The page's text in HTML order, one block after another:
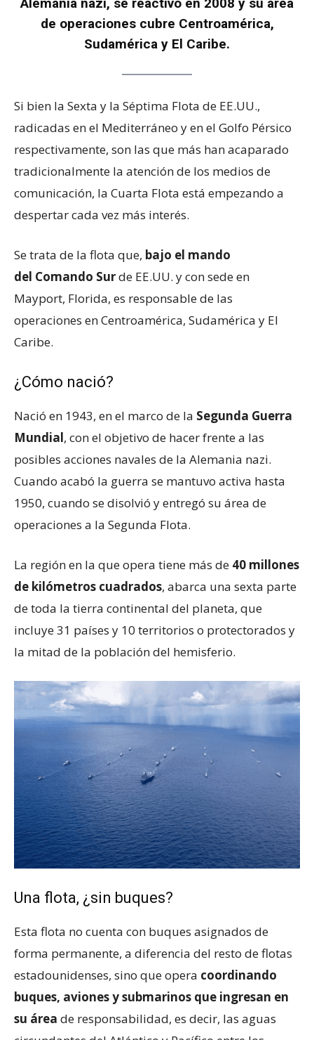
Alemania nazi, se reactivó en 2008 y su área
de operaciones cubre Centroamérica,
Sudamérica y El Caribe.
Si bien la Sexta y la Séptima Flota de EE.UU.,
radicadas en el Mediterráneo y en el Golfo Pérsico
respectivamente, son las que más han acaparado
tradicionalmente la atención de los medios de
comunicación, la Cuarta Flota está empezando a
despertar cada vez más interés.
Se trata de la flota que, bajo el mando
del Comando Surde EE.UU. y con sede en
Mayport, Florida, es responsable de las
operaciones en Centroamérica, Sudamérica y El
Caribe.
¿Cómo nació?
Nació en 1943, en el marco de la Segunda Guerra
Mundial, con el objetivo de hacer frente a las
posibles acciones navales de la Alemania nazi.
Cuando acabó la guerra se mantuvo activa hasta
1950, cuando se disolvió y entregó su área de
operaciones a la Segunda Flota.
La región en la que opera tiene más de 40 millones
de kilómetros cuadrados, abarca una sexta parte
de toda la tierra continental del planeta, que
incluye 31 países y 10 territorios o protectorados y
la mitad de la población del hemisferio.
Una flota, ¿sin buques?
Esta flota no cuenta con buques asignados de
forma permanente, a diferencia del resto de flotas
estadounidenses, sino que opera coordinando
buques, aviones y submarinos que ingresan en
su área de responsabilidad, es decir, las aguas